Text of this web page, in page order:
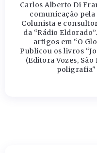
Carlos Alberto Di
comunicação
Colunista e
da “Rádio
artigos em “O
Publicou os livros
(Editora Vozes,
poligrafia"